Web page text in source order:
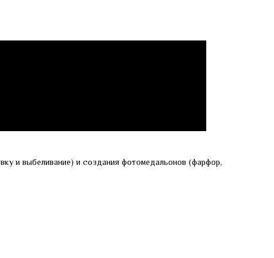
и выбеливание) и создания фотомедальонов (фарфор,